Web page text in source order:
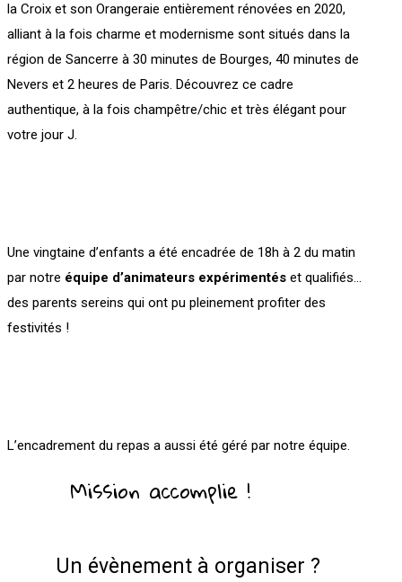
la Croix et son Orangeraie entièrement rénovées en 2020,
alliant à la fois charme et modernisme sont situés dans la
région de Sancerre à 30 minutes de Bourges, 40 minutes de
Nevers et 2 heures de Paris. Découvrez ce cadre
authentique, à la fois champêtre/chic et très élégant pour
votre jour J.
Une vingtaine d’enfants a été encadrée de 18h à 2 du matin
par notre équipe d’animateurs expérimentés et qualifiés…
des parents sereins qui ont pu pleinement profiter des
festivités !
L’encadrement du repas a aussi été géré par notre équipe.
Mission accomplie !
Un évènement à organiser ?